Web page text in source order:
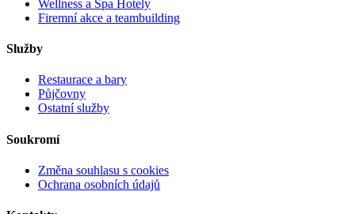
Wellness a Spa Hotely
Firemní akce a teambuilding
Služby
Restaurace a bary
Půjčovny
Ostatní služby
Soukromí
Změna souhlasu s cookies
Ochrana osobních údajů